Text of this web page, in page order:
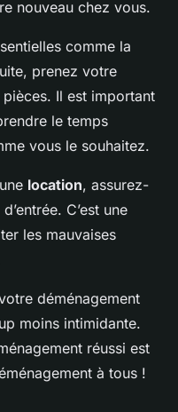
nouveau chez vous.
comme la
prenez votre
Il est important
le temps
vous le souhaitez.
location, assurez-
C’est une
les mauvaises
déménagement
moins intimidante.
réussi est
à tous !